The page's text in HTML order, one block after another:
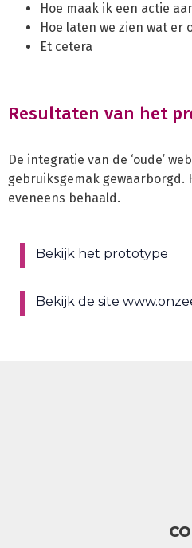
Hoe maak ik een actie
Hoe laten we zien wat er
Et cetera
Resultaten van het
De integratie van de ‘oude’
gebruiksgemak
eveneens behaald.
Bekijk het prototype
Bekijk de site